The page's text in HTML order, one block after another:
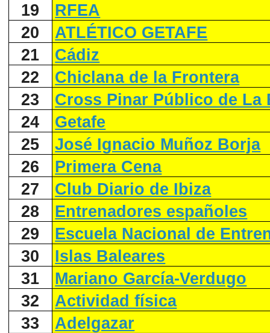
19
RFEA
20
ATLÉTICO GETAFE
21
Cádiz
22
Chiclana de la Frontera
23
Cross Pinar Público de La
24
Getafe
25
José Ignacio Muñoz Borja
26
Primera Cena
27
Club Diario de Ibiza
28
Entrenadores españoles
29
Escuela Nacional de
30
Islas Baleares
31
Mariano García-Verdugo
32
Actividad física
33
Adelgazar